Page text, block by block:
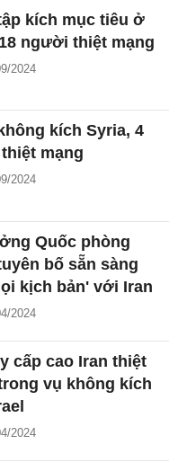
kích mục tiêu ở
người thiệt mạng
2024
kích Syria, 4
mạng
2024
Quốc phòng
bố sẵn sàng
kịch bản' với Iran
2024
cấp cao Iran thiệt
vụ không kích
2024